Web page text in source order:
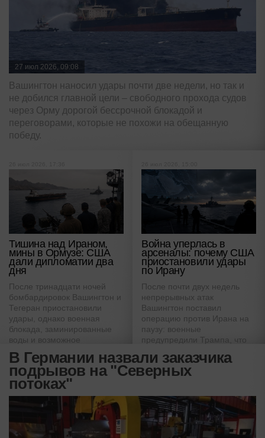
27 июл 2026, 09:08
Вашингтон наносил удары почти две недели, но так и
не добился главной цели – свободного прохода судов
через Орму дорогой бессрочной блокадой и
переговорами, которые не похожи на обещанную
победу.
Тишина над Ираном,
мины в Ормузе: США
дали дипломатии два
дня
После тринадцати ночей
бомбардировок Вашингтон и
Тегеран приостановили
удары, однако военная
блокада, заминированные
воды и возможное
возвращение Израиля не
позволяют назвать эту паузу
миром.
Война уперлась в
арсеналы: почему США
приостановили удары
по Ирану
После почти двух недель
непрерывных атак
Вашингтон поставил
операцию против Ирана на
паузу: военные
предупредили Трампа, что
может истощить запасы
ключевых ракет.
В Германии назвали заказчика
подрывов на "Северных
потоках"